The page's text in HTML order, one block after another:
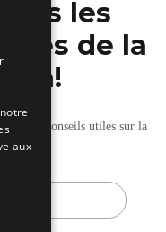
pas les
de la
de conseils utiles sur la
aux